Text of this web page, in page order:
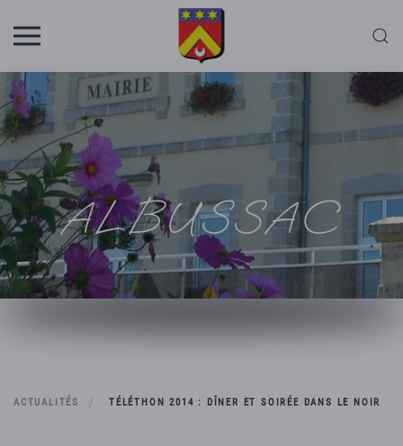
Skip to main content
ALBUSSAC
ACTUALITÉS TÉLÉTHON 2014 : DÎNER ET SOIRÉE DANS LE NOIR